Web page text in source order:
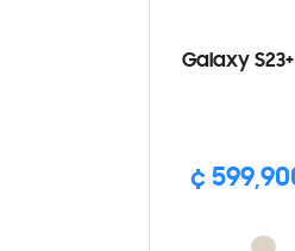
Galaxy S23+
¢